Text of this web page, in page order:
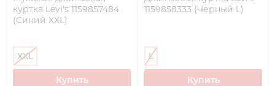
куртка Levi's 1159857484
(Синий XXL)
XXL
Купить
1159858333 (Черный L)
L
Купить